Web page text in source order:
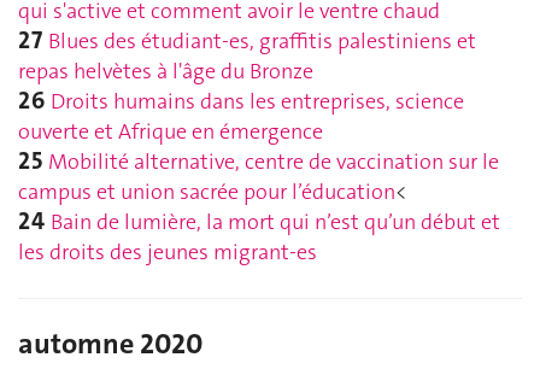
qui s'active et comment avoir le ventre chaud
27 Blues des étudiant-es, graffitis palestiniens et
repas helvètes à l'âge du Bronze
26 Droits humains dans les entreprises, science
ouverte et Afrique en émergence
25 Mobilité alternative, centre de vaccination sur le
campus et union sacrée pour l’éducation<
24 Bain de lumière, la mort qui n’est qu’un début et
les droits des jeunes migrant-es
automne 2020